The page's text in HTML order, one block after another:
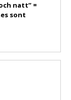
natt” =
sont